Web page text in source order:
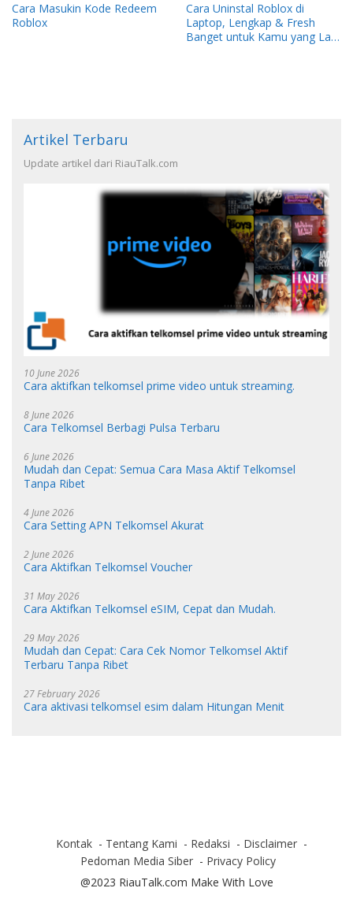
Cara Masukin Kode Redeem
Roblox
Cara Uninstal Roblox di
Laptop, Lengkap & Fresh
Banget untuk Kamu yang Lagi
Artikel Terbaru
Update artikel dari RiauTalk.com
10 June 2026
Cara aktifkan telkomsel prime video untuk streaming.
8 June 2026
Cara Telkomsel Berbagi Pulsa Terbaru
6 June 2026
Mudah dan Cepat: Semua Cara Masa Aktif Telkomsel
Tanpa Ribet
4 June 2026
Cara Setting APN Telkomsel Akurat
2 June 2026
Cara Aktifkan Telkomsel Voucher
31 May 2026
Cara Aktifkan Telkomsel eSIM, Cepat dan Mudah.
29 May 2026
Mudah dan Cepat: Cara Cek Nomor Telkomsel Aktif
Terbaru Tanpa Ribet
27 February 2026
Cara aktivasi telkomsel esim dalam Hitungan Menit
Kontak Tentang Kami Redaksi
Disclaimer
Pedoman Media Siber
Privacy Policy
@2023 RiauTalk.com Make With Love